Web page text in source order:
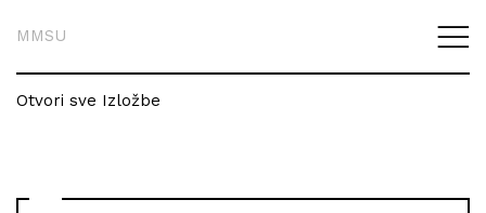
MMSU
Otvori sve Izložbe